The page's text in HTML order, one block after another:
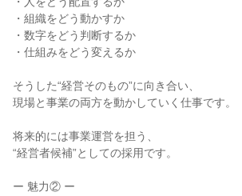
・組織をどう動かすか
・数字をどう判断するか
・仕組みをどう変えるか
そうした“経営そのもの”に向き合い、
現場と事業の両方を動かしていく仕事です。
将来的には事業運営を担う、
“経営者候補”としての採用です。
ー 魅力② ー